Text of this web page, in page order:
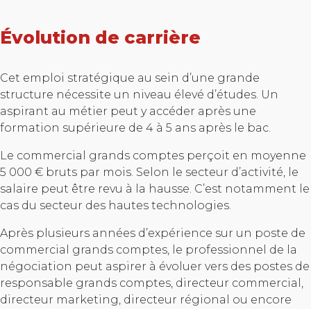
Évolution de carrière
Cet emploi stratégique au sein d’une grande
structure nécessite un niveau élevé d’études. Un
aspirant au métier peut y accéder après une
formation supérieure de 4 à 5 ans après le bac.
Le commercial grands comptes perçoit en moyenne
5 000 € bruts par mois. Selon le secteur d’activité, le
salaire peut être revu à la hausse. C’est notamment le
cas du secteur des hautes technologies.
Après plusieurs années d’expérience sur un poste de
commercial grands comptes, le professionnel de la
négociation peut aspirer à évoluer vers des postes de
responsable grands comptes, directeur commercial,
directeur marketing, directeur régional ou encore